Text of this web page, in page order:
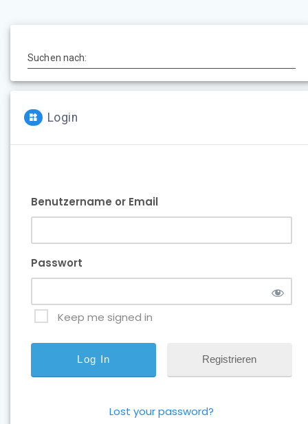
Suchen nach:
Login
Benutzername or Email
Passwort
Keep me signed in
Registrieren
Lost your password?